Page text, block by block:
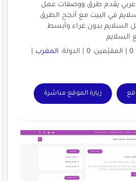
عربي يقدم طرق ووصفات عمل
في البيت مع أنجح الطرق
بدون غراء وأبسط
المغرب|
زيارة الموقع مباشرة